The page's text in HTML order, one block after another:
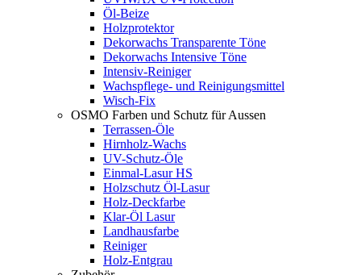
Öl-Beize
Holzprotektor
Dekorwachs Transparente Töne
Dekorwachs Intensive Töne
Intensiv-Reiniger
Wachspflege- und Reinigungsmittel
Wisch-Fix
OSMO Farben und Schutz für Aussen
Terrassen-Öle
Hirnholz-Wachs
UV-Schutz-Öle
Einmal-Lasur HS
Holzschutz Öl-Lasur
Holz-Deckfarbe
Klar-Öl Lasur
Landhausfarbe
Reiniger
Holz-Entgrau